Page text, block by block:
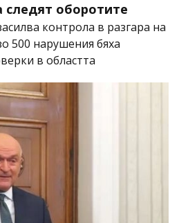
следят оборотите
контрола в разгара на
500 нарушения бяха
в областта